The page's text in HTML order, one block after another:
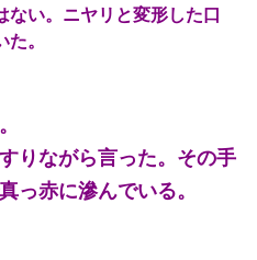
ない。ニヤリと変形した口
。
りながら言った。その手
っ赤に滲んでいる。